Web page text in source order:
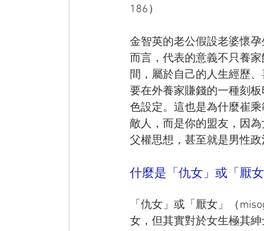
186）
金智英的老公假設老婆懷
而言，代表的意義不只養
間，屬於自己的人生經歷
要在外養家賺錢的一種刻
色設定。這也是為什麼崔
敵人，而是你的盟友，因
父權思想，甚至就是男性
什麼是「仇女」或「厭
「仇女」或「厭女」（
女，但其實對於女生極其